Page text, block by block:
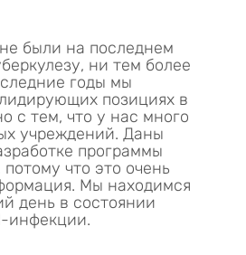
были на последнем
ни тем более
годы мы
позициях в
с тем, что у нас много
учреждений. Даны
программы
что это очень
Мы находимся
день в состоянии
инфекции.